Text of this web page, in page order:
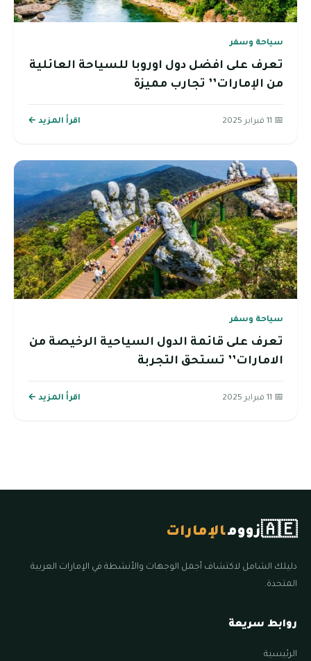
سياحة وسفر
تعرف على افضل دول اوروبا للسياحة العائلية
من الإمارات’’ تجارب مميزة
📅 11 فبراير 2025 اقرأ المزيد ←
سياحة وسفر
تعرف على قائمة الدول السياحية الرخيصة من
الامارات’’ تستحق التجربة
📅 11 فبراير 2025 اقرأ المزيد ←
🇦🇪زوومالإمارات
دليلك الشامل لاكتشاف أجمل الوجهات والأنشطة في الإمارات العربية
المتحدة.
روابط سريعة
الرئيسية